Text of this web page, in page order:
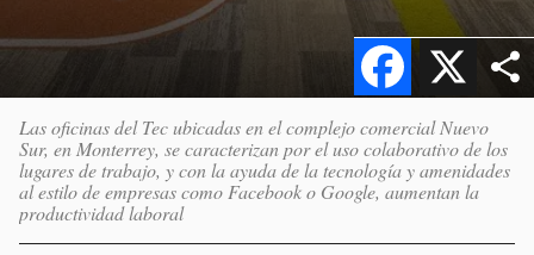
X
Facebook
Las oficinas del Tec ubicadas en el complejo comercial Nuevo
Sur, en Monterrey, se caracterizan por el uso colaborativo de los
lugares de trabajo, y con la ayuda de la tecnología y amenidades
al estilo de empresas como Facebook o Google, aumentan la
productividad laboral